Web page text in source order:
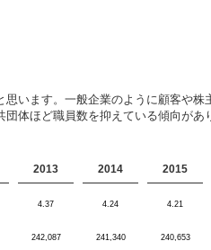
います。一般企業のように顧客や株
体ほど職員数を抑えている傾向があ
2013 2014 2015
4.37 4.24 4.21
242,087 241,340 240,653